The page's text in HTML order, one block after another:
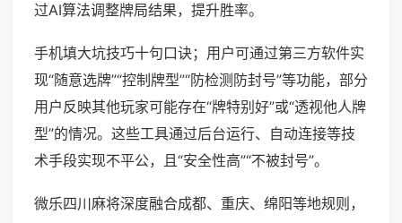
过AI算法调整牌局结果，提升胜率。
手机填大坑技巧十句口诀；用户可通过第三方软件实
现“随意选牌”“控制牌型”“防检测防封号”等功能，部分
用户反映其他玩家可能存在“牌特别好”或“透视他人牌
型”的情况。这些工具通过后台运行、自动连接等技
术手段实现不平公，且“安全性高”“不被封号”。
微乐四川麻将深度融合成都、重庆、绵阳等地规则，